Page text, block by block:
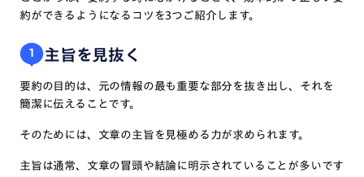
約ができるようになるコツを3つご紹介します。
1 主旨を見抜く
要約の目的は、元の情報の最も重要な部分を抜き出し、それを
簡潔に伝えることです。
そのためには、文章の主旨を見極める力が求められます。
主旨は通常、文章の冒頭や結論に明示されていることが多いです